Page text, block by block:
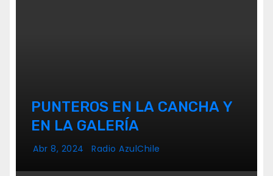
PUNTEROS EN LA CANCHA Y
EN LA GALERÍA
Abr 8, 2024 Radio AzulChile